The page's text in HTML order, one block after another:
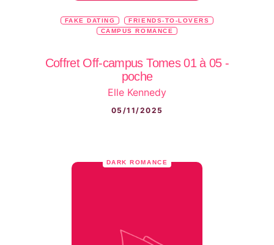
FAKE DATING
FRIENDS-TO-LOVERS
CAMPUS ROMANCE
Coffret Off-campus Tomes 01 à 05 -
poche
Elle Kennedy
05/11/2025
DARK ROMANCE